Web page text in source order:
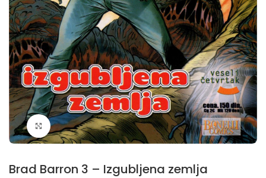
Klikni da povečaš
Brad Barron 3 – Izgubljena zemlja